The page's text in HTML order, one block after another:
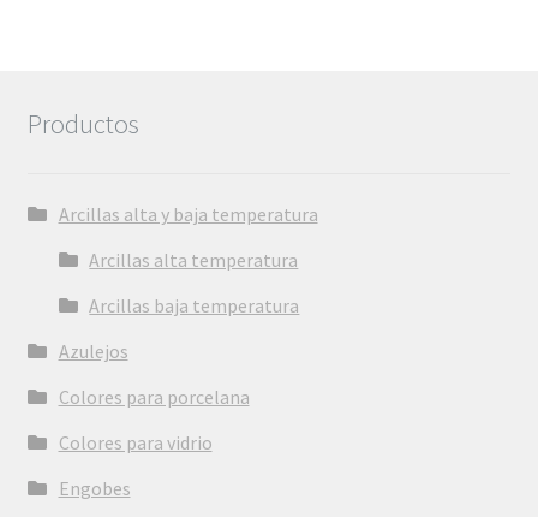
Productos
Arcillas alta y baja temperatura
Arcillas alta temperatura
Arcillas baja temperatura
Azulejos
Colores para porcelana
Colores para vidrio
Engobes